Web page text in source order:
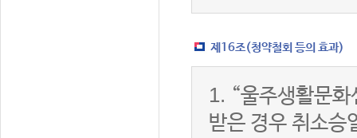
제16조(청약철회 등의 효과)
1. “울주생활문
받은 경우 취소승